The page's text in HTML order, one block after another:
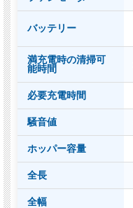
バッテリー
満充電時の清掃可
能時間
必要充電時間
騒音値
ホッパー容量
全長
全幅